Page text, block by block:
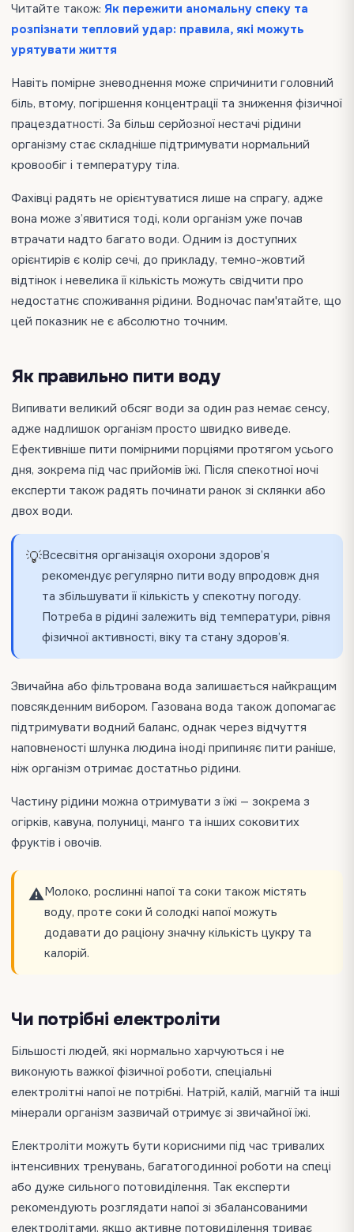
Читайте також: Як пережити аномальну спеку та
розпізнати тепловий удар: правила, які можуть
урятувати життя
Навіть помірне зневоднення може спричинити головний
біль, втому, погіршення концентрації та зниження фізичної
працездатності. За більш серйозної нестачі рідини
організму стає складніше підтримувати нормальний
кровообіг і температуру тіла.
Фахівці радять не орієнтуватися лише на спрагу, адже
вона може з’явитися тоді, коли організм уже почав
втрачати надто багато води. Одним із доступних
орієнтирів є колір сечі, до прикладу, темно-жовтий
відтінок і невелика її кількість можуть свідчити про
недостатнє споживання рідини. Водночас пам'ятайте, що
цей показник не є абсолютно точним.
Як правильно пити воду
Випивати великий обсяг води за один раз немає сенсу,
адже надлишок організм просто швидко виведе.
Ефективніше пити помірними порціями протягом усього
дня, зокрема під час прийомів їжі. Після спекотної ночі
експерти також радять починати ранок зі склянки або
двох води.
💡Всесвітня організація охорони здоров’я
рекомендує регулярно пити воду впродовж дня
та збільшувати її кількість у спекотну погоду.
Потреба в рідині залежить від температури, рівня
фізичної активності, віку та стану здоров’я.
Звичайна або фільтрована вода залишається найкращим
повсякденним вибором. Газована вода також допомагає
підтримувати водний баланс, однак через відчуття
наповненості шлунка людина іноді припиняє пити раніше,
ніж організм отримає достатньо рідини.
Частину рідини можна отримувати з їжі — зокрема з
огірків, кавуна, полуниці, манго та інших соковитих
фруктів і овочів.
⚠️Молоко, рослинні напої та соки також містять
воду, проте соки й солодкі напої можуть
додавати до раціону значну кількість цукру та
калорій.
Чи потрібні електроліти
Більшості людей, які нормально харчуються і не
виконують важкої фізичної роботи, спеціальні
електролітні напої не потрібні. Натрій, калій, магній та інші
мінерали організм зазвичай отримує зі звичайної їжі.
Електроліти можуть бути корисними під час тривалих
інтенсивних тренувань, багатогодинної роботи на спеці
або дуже сильного потовиділення. Так експерти
рекомендують розглядати напої зі збалансованими
електролітами, якщо активне потовиділення триває